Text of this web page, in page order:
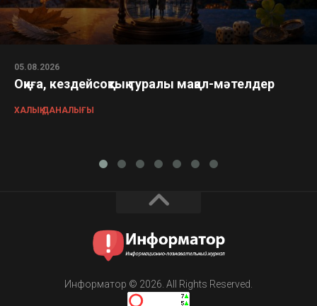
05.08.2026
Оқиға, кездейсоқтық туралы мақал-мәтелдер
ХАЛЫҚ ДАНАЛЫҒЫ
Информатор © 2026. All Rights Reserved.